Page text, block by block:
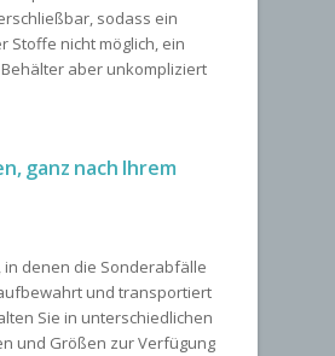
sodass ein
Stoffe nicht möglich, ein
aber unkompliziert
ganz nach Ihrem
in denen die Sonderabfälle
und transportiert
Sie in unterschiedlichen
und Größen zur Verfügung